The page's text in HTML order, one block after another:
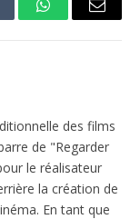
WhatsAppEmail
des films
de "Regarder
le réalisateur
la création de
En tant que